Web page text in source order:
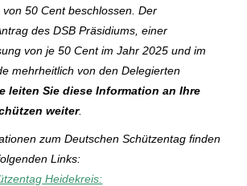
von 50 Cent beschlossen. Der
des DSB Präsidiums, einer
von je 50 Cent im Jahr 2025 und im
mehrheitlich von den Delegierten
leiten Sie diese Information an Ihre
weiter.
zum Deutschen Schützentag finden
Links:
Heidekreis: